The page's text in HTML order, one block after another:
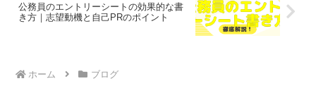
公務員のエントリーシートの効果的な書
き方｜志望動機と自己PRのポイント
ホーム ブログ